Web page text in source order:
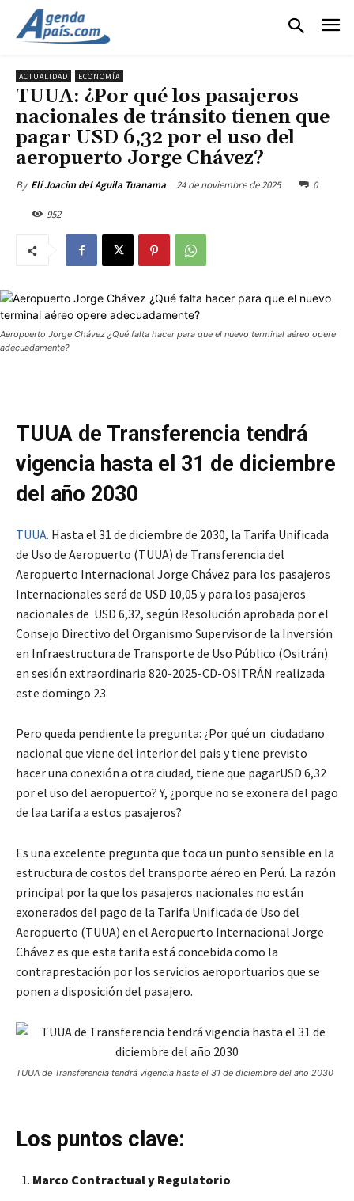
ACTUALIDAD ECONOMÍA
TUUA: ¿Por qué los pasajeros
nacionales de tránsito tienen que
pagar USD 6,32 por el uso del
aeropuerto Jorge Chávez?
By Elí Joacim del Aguila Tuanama 24 de noviembre de 2025 0
952
Aeropuerto Jorge Chávez ¿Qué falta hacer para que el nuevo terminal aéreo opere
adecuadamente?
TUUA de Transferencia tendrá
vigencia hasta el 31 de diciembre
del año 2030
TUUA. Hasta el 31 de diciembre de 2030, la Tarifa Unificada
de Uso de Aeropuerto (TUUA) de Transferencia del
Aeropuerto Internacional Jorge Chávez para los pasajeros
Internacionales será de USD 10,05 y para los pasajeros
nacionales de USD 6,32, según Resolución aprobada por el
Consejo Directivo del Organismo Supervisor de la Inversión
en Infraestructura de Transporte de Uso Público (Ositrán)
en sesión extraordinaria 820-2025-CD-OSITRÁN realizada
este domingo 23.
Pero queda pendiente la pregunta: ¿Por qué un ciudadano
nacional que viene del interior del pais y tiene previsto
hacer una conexión a otra ciudad, tiene que pagarUSD 6,32
por el uso del aeropuerto? Y, ¿porque no se exonera del pago
de laa tarifa a estos pasajeros?
Es una excelente pregunta que toca un punto sensible en la
estructura de costos del transporte aéreo en Perú. La razón
principal por la que los pasajeros nacionales no están
exonerados del pago de la Tarifa Unificada de Uso del
Aeropuerto (TUUA) en el Aeropuerto Internacional Jorge
Chávez es que esta tarifa está concebida como la
contraprestación por los servicios aeroportuarios que se
ponen a disposición del pasajero.
TUUA de Transferencia tendrá vigencia hasta el 31 de diciembre del año 2030
Los puntos clave:
Marco Contractual y Regulatorio